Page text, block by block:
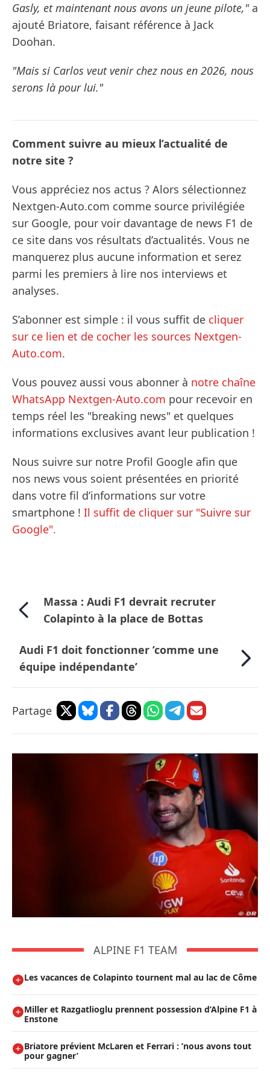
Gasly, et maintenant nous avons un jeune pilote,"a
ajouté Briatore, faisant référence à Jack
Doohan.
"Mais si Carlos veut venir chez nous en 2026, nous
serons là pour lui."
Comment suivre au mieux l’actualité de
notre site ?
Vous appréciez nos actus ? Alors sélectionnez
Nextgen-Auto.com comme source privilégiée
sur Google, pour voir davantage de news F1 de
ce site dans vos résultats d’actualités. Vous ne
manquerez plus aucune information et serez
parmi les premiers à lire nos interviews et
analyses.
S’abonner est simple : il vous suffit de cliquer
sur ce lien et de cocher les sources Nextgen-
Auto.com.
Vous pouvez aussi vous abonner à notre chaîne
WhatsApp Nextgen-Auto.com pour recevoir en
temps réel les "breaking news" et quelques
informations exclusives avant leur publication !
Nous suivre sur notre Profil Google afin que
nos news vous soient présentées en priorité
dans votre fil d’informations sur votre
smartphone ! Il suffit de cliquer sur "Suivre sur
Google".
Massa : Audi F1 devrait recruter
Colapinto à la place de Bottas
Audi F1 doit fonctionner ’comme une
équipe indépendante’
Partage
ALPINE F1 TEAM
Les vacances de Colapinto tournent mal au lac de Côme
Miller et Razgatlioglu prennent possession d’Alpine F1 à
Enstone
Briatore prévient McLaren et Ferrari : ’nous avons tout
pour gagner’